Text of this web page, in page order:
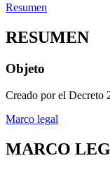
Resumen
RESUMEN
Objeto
Creado por el Decreto
Marco legal
MARCO